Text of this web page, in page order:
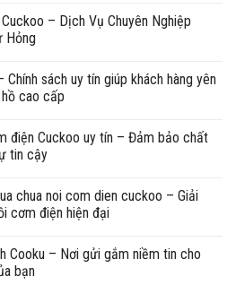
– Dịch Vụ Chuyên Nghiệp
Hỏng
Chính sách uy tín giúp khách hàng yên
cao cấp
điện Cuckoo uy tín – Đảm bảo chất
tin cậy
chua noi com dien cuckoo – Giải
cơm điện hiện đại
Cooku – Nơi gửi gắm niềm tin cho
bạn